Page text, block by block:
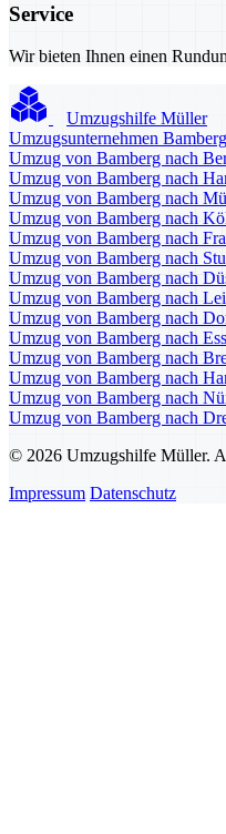
Service
Wir bieten Ihnen einen
Umzugshilfe Müller
Umzugsunternehmen Bamberg
Umzug von Bamberg nach
Umzug von Bamberg nach
Umzug von Bamberg nach
Umzug von Bamberg nach
Umzug von Bamberg nach
Umzug von Bamberg nach
Umzug von Bamberg nach
Umzug von Bamberg nach
Umzug von Bamberg nach
Umzug von Bamberg nach
Umzug von Bamberg nach
Umzug von Bamberg nach
Umzug von Bamberg nach
Umzug von Bamberg nach
© 2026 Umzugshilfe Müller.
Impressum Datenschutz